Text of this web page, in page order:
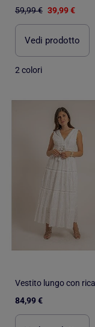
59,99 € 39,99 €
Vedi prodotto
2 colori
84,99 €